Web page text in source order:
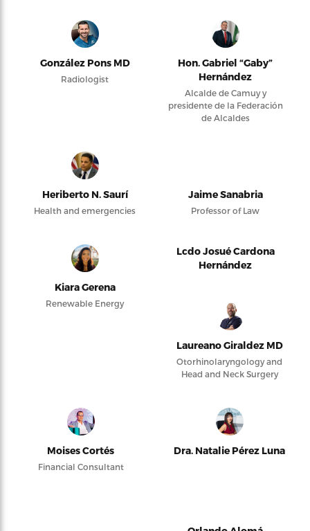
González Pons MD
Radiologist
Hon. Gabriel “Gaby”
Hernández
Alcalde de Camuy y
presidente de la Federación
de Alcaldes
Heriberto N. Saurí
Health and emergencies
Jaime Sanabria
Professor of Law
Kiara Gerena
Renewable Energy
Lcdo Josué Cardona
Hernández
Laureano Giraldez MD
Otorhinolaryngology and
Head and Neck Surgery
Moises Cortés
Financial Consultant
Dra. Natalie Pérez Luna